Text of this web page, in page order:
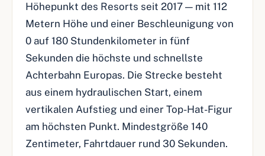
Höhepunkt des Resorts seit 2017 — mit 112
Metern Höhe und einer Beschleunigung von
0 auf 180 Stundenkilometer in fünf
Sekunden die höchste und schnellste
Achterbahn Europas. Die Strecke besteht
aus einem hydraulischen Start, einem
vertikalen Aufstieg und einer Top-Hat-Figur
am höchsten Punkt. Mindestgröße 140
Zentimeter, Fahrtdauer rund 30 Sekunden.